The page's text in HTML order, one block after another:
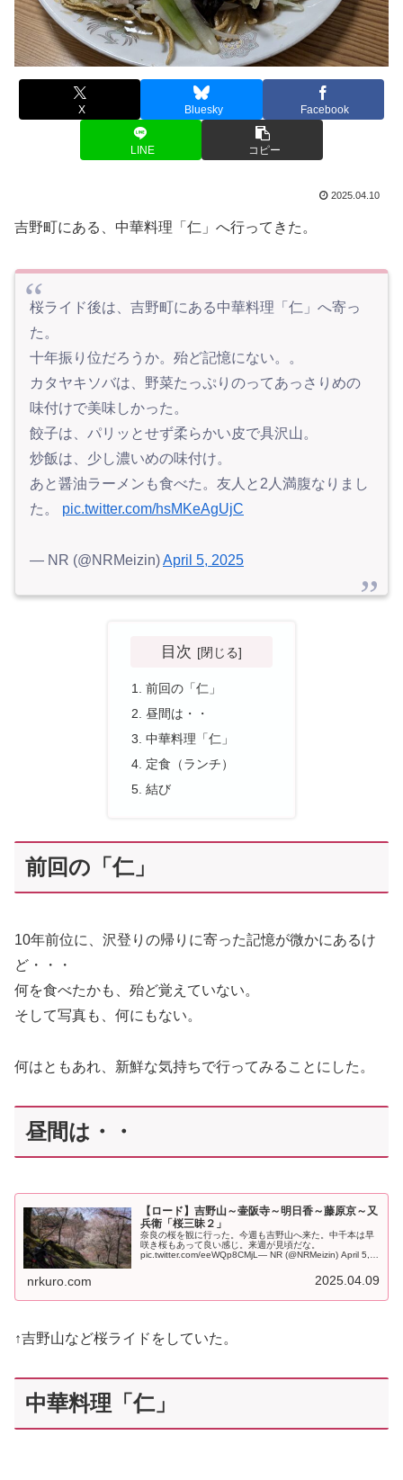
X Bluesky Facebook
LINE コピー
2025.04.10
吉野町にある、中華料理「仁」へ行ってきた。
桜ライド後は、吉野町にある中華料理「仁」へ寄っ
た。
十年振り位だろうか。殆ど記憶にない。。
カタヤキソバは、野菜たっぷりのってあっさりめの
味付けで美味しかった。
餃子は、パリッとせず柔らかい皮で具沢山。
炒飯は、少し濃いめの味付け。
あと醤油ラーメンも食べた。友人と2人満腹なりまし
た。 pic.twitter.com/hsMKeAgUjC
— NR (@NRMeizin)April 5, 2025
目次
前回の「仁」
昼間は・・
中華料理「仁」
定食（ランチ）
結び
前回の「仁」
10年前位に、沢登りの帰りに寄った記憶が微かにあるけ
ど・・・
何を食べたかも、殆ど覚えていない。
そして写真も、何にもない。
何はともあれ、新鮮な気持ちで行ってみることにした。
昼間は・・
【ロード】吉野山～壷阪寺～明日香～藤原京～又
兵衛「桜三昧２」
奈良の桜を観に行った。今週も吉野山へ来た。中千本は早
咲き桜もあって良い感じ。来週が見頃だな。
pic.twitter.com/eeWQp8CMjL— NR (@NRMeizin) April 5,
nrkuro.com 2025.04.09
↑吉野山など桜ライドをしていた。
中華料理「仁」